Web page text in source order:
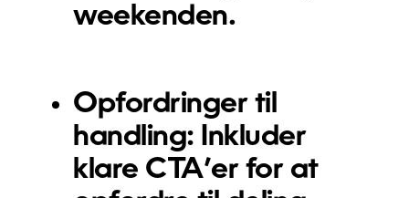
weekenden.
Opfordringer til
handling: Inkluder
klare CTA’er for at